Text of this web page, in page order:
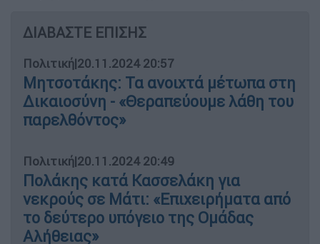
ΔΙΑΒΑΣΤΕ ΕΠΙΣΗΣ
Πολιτική|20.11.2024 20:57
Μητσοτάκης: Τα ανοιχτά μέτωπα στη
Δικαιοσύνη - «Θεραπεύουμε λάθη του
παρελθόντος»
Πολιτική|20.11.2024 20:49
Πολάκης κατά Κασσελάκη για
νεκρούς σε Μάτι: «Επιχειρήματα από
το δεύτερο υπόγειο της Ομάδας
Αλήθειας»